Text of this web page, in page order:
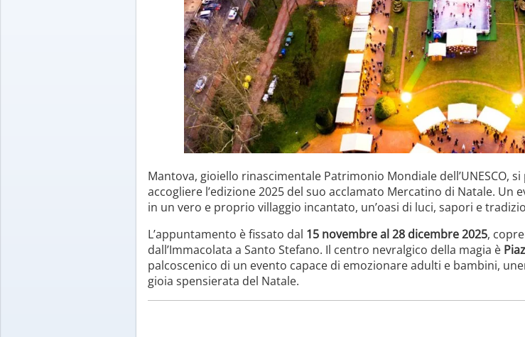
Mantova, gioiello rinascimentale Patrimonio Mondiale dell’UNESCO,
accogliere l’edizione 2025 del suo acclamato Mercatino di Natale.
in un vero e proprio villaggio incantato, un’oasi di luci, sapori e
L’appuntamento è fissato dal 15 novembre al 28 dicembre 2025,
dall’Immacolata a Santo Stefano. Il centro nevralgico della magia è
palcoscenico di un evento capace di emozionare adulti e bambini,
gioia spensierata del Natale.